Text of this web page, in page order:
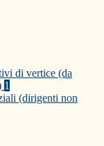
di vertice (da
1
(dirigenti non